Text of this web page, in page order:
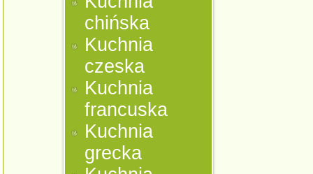
chińska
Kuchnia
czeska
Kuchnia
francuska
Kuchnia
grecka